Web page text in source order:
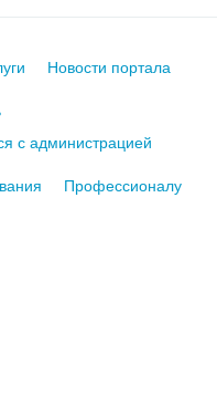
Новости портала
с администрацией
Профессионалу